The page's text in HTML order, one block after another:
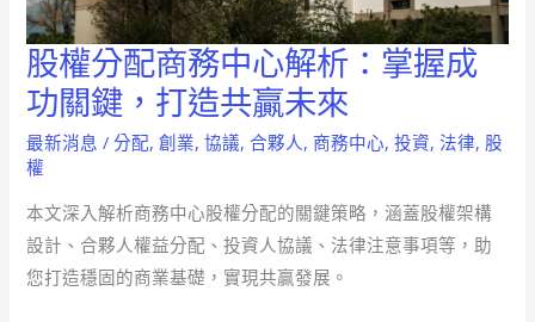
股權分配商務中心解析：掌握成
功關鍵，打造共贏未來
最新消息 /分配,創業,協議,合夥人 , 商務中心,投資,法律, 股
權
本文深入解析商務中心股權分配的關鍵策略，涵蓋股權架構
設計、合夥人權益分配、投資人協議、法律注意事項等，助
您打造穩固的商業基礎，實現共贏發展。
股
權
分
配
務
中
心